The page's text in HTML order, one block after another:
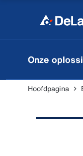
Onze
Hoofdpagina